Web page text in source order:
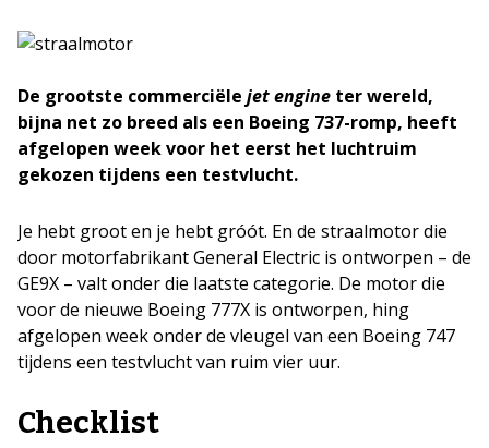
De grootste commerciële jet engine ter wereld,
bijna net zo breed als een Boeing 737-romp, heeft
afgelopen week voor het eerst het luchtruim
gekozen tijdens een testvlucht.
Je hebt groot en je hebt gróót. En de straalmotor die
door motorfabrikant General Electric is ontworpen – de
GE9X – valt onder die laatste categorie. De motor die
voor de nieuwe Boeing 777X is ontworpen, hing
afgelopen week onder de vleugel van een Boeing 747
tijdens een testvlucht van ruim vier uur.
Checklist